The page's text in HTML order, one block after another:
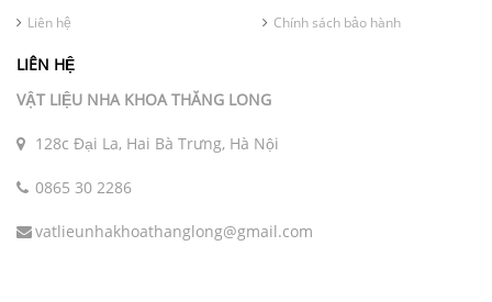
Liên hệ
Chính sách bảo hành
LIÊN HỆ
VẬT LIỆU NHA KHOA THĂNG LONG
128c Đại La, Hai Bà Trưng, Hà Nội
0865 30 2286
vatlieunhakhoathanglong@gmail.com